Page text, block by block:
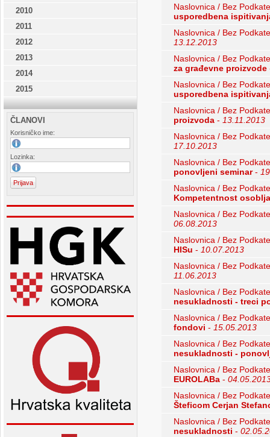
2010
2011
2012
2013
2014
2015
ČLANOVI
Korisničko ime:
Lozinka:
Naslovnica / Bez
usporedbena
Naslovnica / Bez
13.12.2013
Naslovnica / Bez
za građevne proizvode
Naslovnica / Bez
usporedbena
Naslovnica / Bez
proizvoda - 13.11.2013
Naslovnica / Bez
17.10.2013
Naslovnica / Bez
ponovljeni seminar-
Naslovnica / Bez
Kompetentnost osoblja
Naslovnica / Bez
06.08.2013
Naslovnica / Bez
HISu - 10.07.2013
Naslovnica / Bez
11.06.2013
Naslovnica / Bez
nesukladnosti - treci
Naslovnica / Bez
fondovi - 15.05.2013
Naslovnica / Bez
nesukladnosti -
Naslovnica / Bez
EUROLABa -
Naslovnica / Bez
Šteficom Cerjan
Naslovnica / Bez
nesukladnosti -